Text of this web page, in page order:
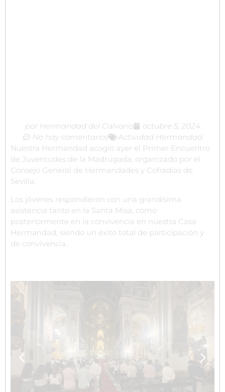
porHermandad del Calvario
octubre 5, 2024
No hay comentarios
Actividad Hermandad
Nuestra Hermandad acogió ayer el Primer Encuentro
de Juventudes de la Madrugada, organizado por el
Consejo General de Hermandades y Cofradías de
Sevilla.
Los jóvenes respondieron con una grandísima
asistencia tanto en la Santa Misa, como
posteriormente en la convivencia en nuestra Casa
Hermandad, siendo un éxito total de participación y
de convivencia.